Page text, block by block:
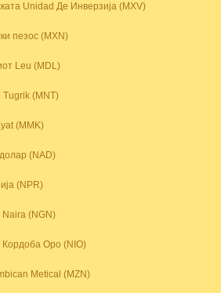
Unidad Де Инверзија (MXV)
пезос (MXN)
Leu (MDL)
Tugrik (MNT)
(MMK)
(NAD)
(NPR)
Naira (NGN)
Кордоба Оро (NIO)
Metical (MZN)